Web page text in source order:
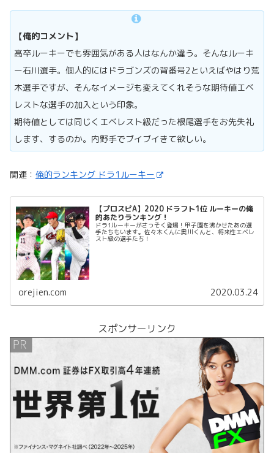
【俺的コメント】
高卒ルーキーでも雰囲気がある人はなんか違う。そんなルーキ
ー石川選手。個人的にはドラゴンズの背番号2といえばやはり荒
木選手ですが、そんなイメージも変えてくれそうな期待値エベ
レストな選手の加入という印象。
期待値としては同じくエベレスト級だった根尾選手をお先失礼
します、するのか。内野手でブイブイきて欲しい。
関連： 俺的ランキング ドラ1ルーキー
【プロスピA】2020 ドラフト1位 ルーキーの俺
的あたりランキング！
ドラ1ルーキーがさっそく登場！甲子園を沸かせたあの選
手たちもいます。佐々木くんに奥川くんと、将来性エベレ
スト級の選手たち！
orejien.com 2020.03.24
スポンサーリンク